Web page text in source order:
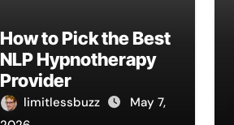
How to Pick the Best
NLP Hypnotherapy
Provider
limitlessbuzz
May 7,